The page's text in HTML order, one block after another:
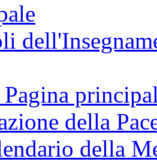
Pagina
della
della